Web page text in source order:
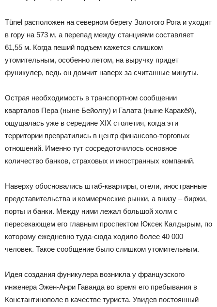
Tünel расположен на северном берегу Золотого Рога и уходит
в гору на 573 м, а перепад между станциями составляет
61,55 м. Когда пеший подъем кажется слишком
утомительным, особенно летом, на выручку придет
фуникулер, ведь он домчит наверх за считанные минуты.
Острая необходимость в транспортном сообщении
кварталов Пера (ныне Бейолгу) и Галата (ныне Каракёй),
ощущалась уже в середине XIX столетия, когда эти
территории превратились в центр финансово-торговых
отношений. Именно тут сосредоточилось основное
количество банков, страховых и иностранных компаний.
Наверху обосновались штаб-квартиры, отели, иностранные
представительства и коммерческие рынки, а внизу – биржи,
порты и банки. Между ними лежал большой холм с
пересекающем его главным проспектом Юксек Калдырым, по
которому ежедневно туда-сюда ходило более 40 000
человек. Такое сообщение было слишком утомительным.
Идея создания фуникулера возникла у французского
инженера Эжен-Анри Гаванда во время его пребывания в
Константинополе в качестве туриста. Увидев постоянный